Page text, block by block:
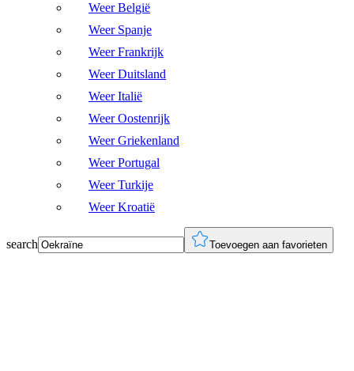
Weer België
Weer Spanje
Weer Frankrijk
Weer Duitsland
Weer Italië
Weer Oostenrijk
Weer Griekenland
Weer Portugal
Weer Turkije
Weer Kroatië
search Toevoegen aan favorieten